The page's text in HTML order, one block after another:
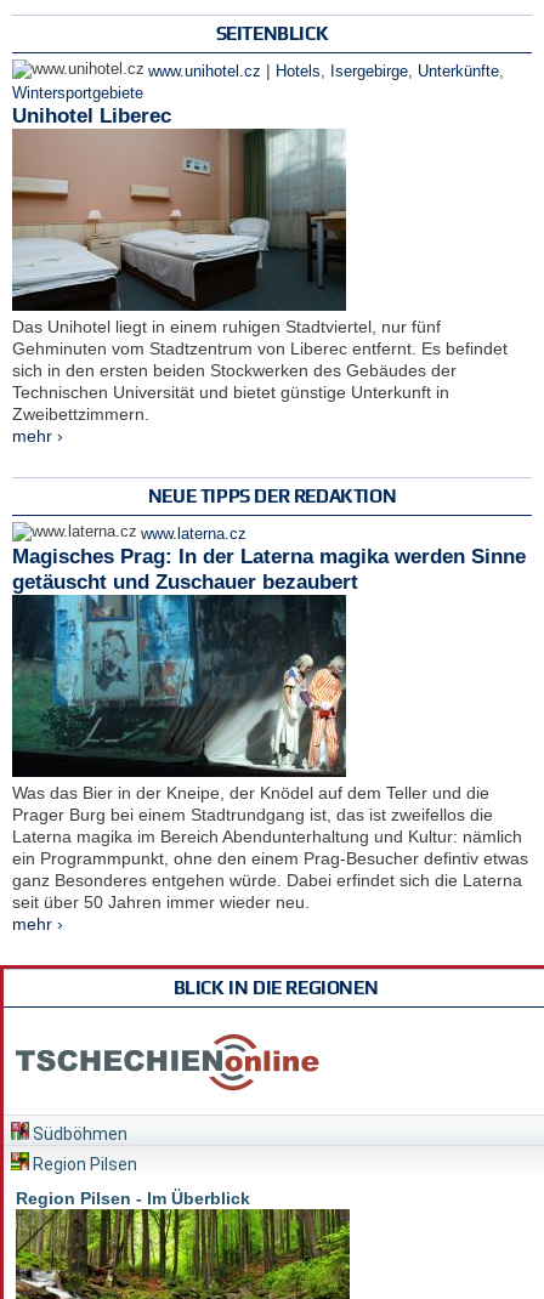
SEITENBLICK
www.unihotel.cz | Hotels, Isergebirge, Unterkünfte,
Wintersportgebiete
Unihotel Liberec
Das Unihotel liegt in einem ruhigen Stadtviertel, nur fünf
Gehminuten vom Stadtzentrum von Liberec entfernt. Es befindet
sich in den ersten beiden Stockwerken des Gebäudes der
Technischen Universität und bietet günstige Unterkunft in
Zweibettzimmern.
mehr ›
NEUE TIPPS DER REDAKTION
www.laterna.cz
Magisches Prag: In der Laterna magika werden Sinne
getäuscht und Zuschauer bezaubert
Was das Bier in der Kneipe, der Knödel auf dem Teller und die
Prager Burg bei einem Stadtrundgang ist, das ist zweifellos die
Laterna magika im Bereich Abendunterhaltung und Kultur: nämlich
ein Programmpunkt, ohne den einem Prag-Besucher defintiv etwas
ganz Besonderes entgehen würde. Dabei erfindet sich die Laterna
seit über 50 Jahren immer wieder neu.
mehr ›
BLICK IN DIE REGIONEN
Südböhmen
Region Pilsen
Region Pilsen - Im Überblick